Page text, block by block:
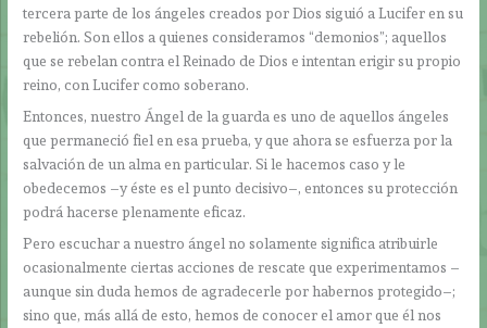
tercera parte de los ángeles creados por Dios siguió a Lucifer en su
rebelión. Son ellos a quienes consideramos “demonios”; aquellos
que se rebelan contra el Reinado de Dios e intentan erigir su propio
reino, con Lucifer como soberano.
Entonces, nuestro Ángel de la guarda es uno de aquellos ángeles
que permaneció fiel en esa prueba, y que ahora se esfuerza por la
salvación de un alma en particular. Si le hacemos caso y le
obedecemos –y éste es el punto decisivo–, entonces su protección
podrá hacerse plenamente eficaz.
Pero escuchar a nuestro ángel no solamente significa atribuirle
ocasionalmente ciertas acciones de rescate que experimentamos –
aunque sin duda hemos de agradecerle por habernos protegido–;
sino que, más allá de esto, hemos de conocer el amor que él nos